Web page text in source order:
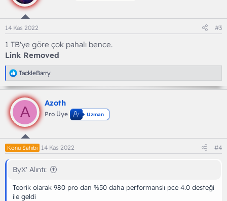
14 Kas 2022 #3
1 TB'ye göre çok pahalı bence.
Link Removed
T
e
p
k
i
e
r
:
TackleBarry
A
Azoth
Pro Üye Uzman
Konu Sahibi 14 Kas 2022 #4
ByX' Alıntı:
Teorik olarak 980 pro dan %50 daha performanslı pce 4.0 desteği
ile geldi